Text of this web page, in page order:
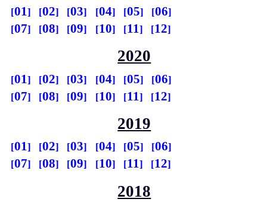
01 02 03 04 05
06
07
08 09 10 11 12
2020
01 02 03 04 05
06
07
08 09 10 11 12
2019
01 02 03 04 05
06
07
08 09 10 11 12
2018